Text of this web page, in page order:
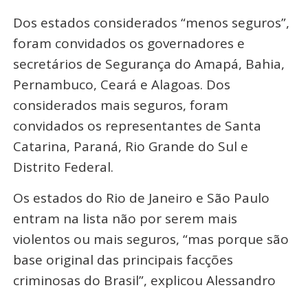
Dos estados considerados “menos seguros”,
foram convidados os governadores e
secretários de Segurança do Amapá, Bahia,
Pernambuco, Ceará e Alagoas. Dos
considerados mais seguros, foram
convidados os representantes de Santa
Catarina, Paraná, Rio Grande do Sul e
Distrito Federal.
Os estados do Rio de Janeiro e São Paulo
entram na lista não por serem mais
violentos ou mais seguros, “mas porque são
base original das principais facções
criminosas do Brasil”, explicou Alessandro